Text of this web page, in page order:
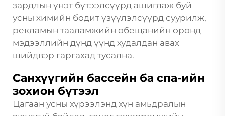
зардлын үнэт бүтээлсүүрд ашиглаж буй
усны химийн бодит үзүүлэлсүүрд суурилж,
рекламын тааламжийн обещанийн оронд
мэдээллийн дүнд үүнд худалдан авах
шийдвэр гаргахад тусална.
Санхүүгийн бассейн ба спа-ийн
зохион бүтээл
Цагаан усны хүрээлэнд хүн амьдралын